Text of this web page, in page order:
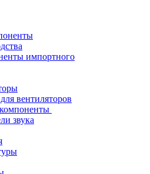
импортного
вентиляторов
звука